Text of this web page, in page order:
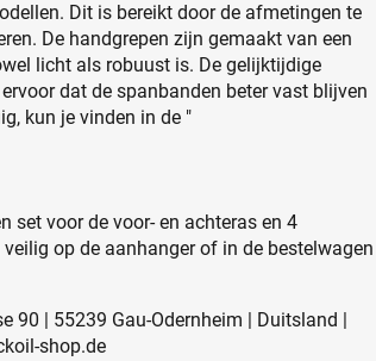
Dit is bereikt door de afmetingen te
De handgrepen zijn gemaakt van een
licht als robuust is. De gelijktijdige
dat de spanbanden beter vast blijven
kun je vinden in de "
set voor de voor- en achteras en 4
op de aanhanger of in de bestelwagen
90 | 55239 Gau-Odernheim | Duitsland |
shop.de